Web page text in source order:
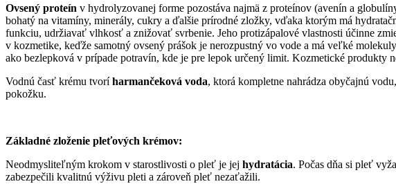
Ovsený proteín v hydrolyzovanej forme pozostáva najmä z proteínov (avenín a
bohatý na vitamíny, minerály, cukry a ďalšie prírodné zložky, vďaka ktorým má
funkciu, udržiavať vlhkosť a znižovať svrbenie. Jeho protizápalové vlastnosti účinne
v kozmetike, keďže samotný ovsený prášok je nerozpustný vo vode a má veľké
ako bezlepková v prípade potravín, kde je pre lepok určený limit. Kozmetické produkty
Vodnú časť krému tvoríharmančeková voda, ktorá kompletne nahrádza obyčajnú
pokožku.
Základné zloženie pleťových krémov:
Neodmysliteľným krokom v starostlivosti o pleť je jej hydratácia. Počas dňa si pleť
zabezpečili kvalitnú výživu pleti a zároveň pleť nezaťažili.